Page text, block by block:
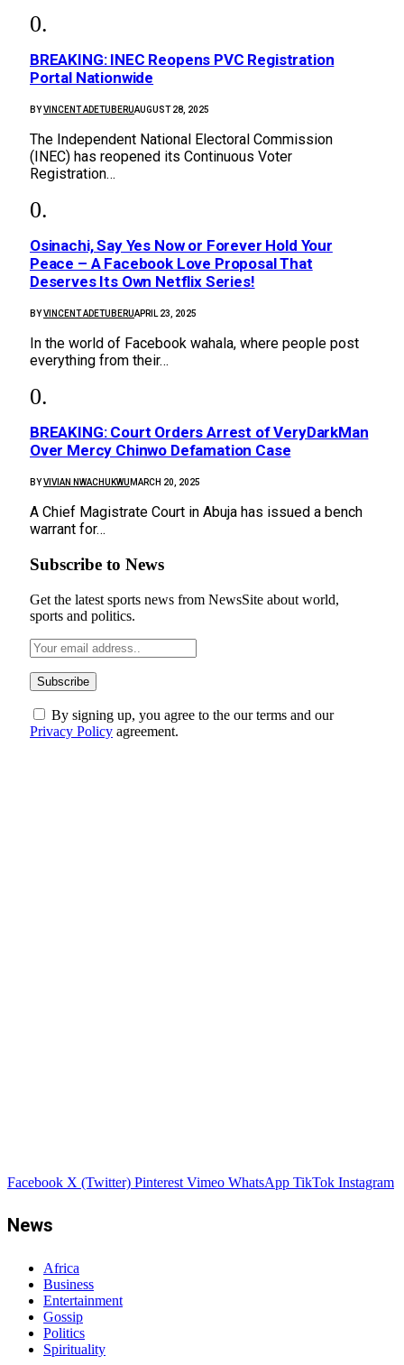
BREAKING: INEC Reopens PVC Registration
Portal Nationwide
BYVINCENT ADETUBERUAUGUST 28, 2025
The Independent National Electoral Commission
(INEC) has reopened its Continuous Voter
Registration…
Osinachi, Say Yes Now or Forever Hold Your
Peace – A Facebook Love Proposal That
Deserves Its Own Netflix Series!
BYVINCENT ADETUBERUAPRIL 23, 2025
In the world of Facebook wahala, where people post
everything from their…
BREAKING: Court Orders Arrest of VeryDarkMan
Over Mercy Chinwo Defamation Case
BYVIVIAN NWACHUKWU MARCH 20, 2025
A Chief Magistrate Court in Abuja has issued a bench
warrant for…
Subscribe to News
Get the latest sports news from NewsSite about world,
sports and politics.
By signing up, you agree to the our terms and our
Privacy Policy agreement.
Facebook X (Twitter) Pinterest Vimeo WhatsApp TikTok Instagram
News
Africa
Business
Entertainment
Gossip
Politics
Spirituality